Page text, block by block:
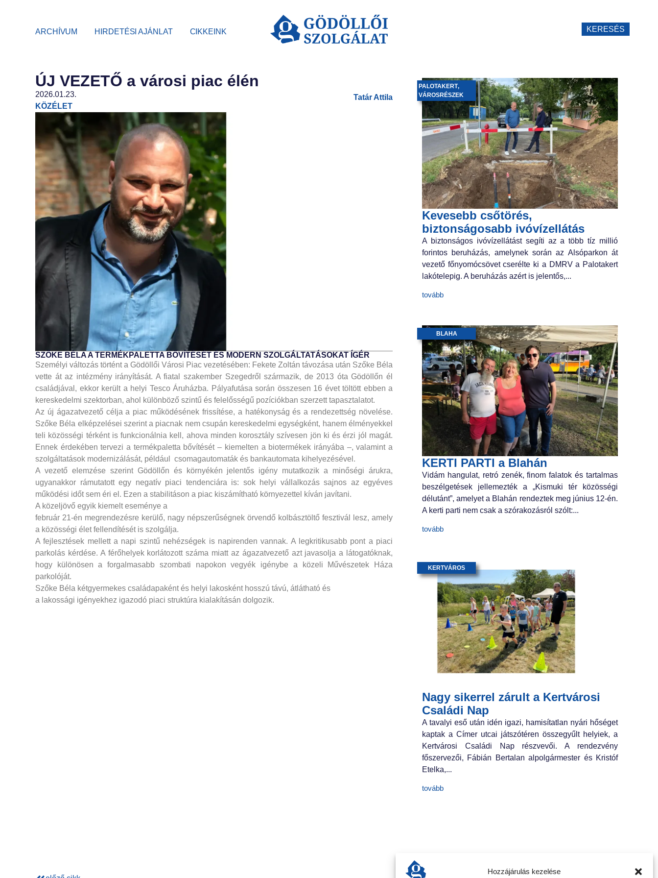
Hozzájárulás kezelése
ARCHÍVUM HIRDETÉSI AJÁNLAT CIKKEINK KERESÉS
ÚJ VEZETŐ a városi piac élén
2026.01.23.
KÖZÉLET
Tatár Attila
SZŐKE BÉLA A TERMÉKPALETTA BŐVÍTÉSÉT ÉS MODERN SZOLGÁLTATÁSOKAT ÍGÉR
Személyi változás történt a Gödöllői Városi Piac vezetésében: Fekete Zoltán távozása után Szőke Béla
vette át az intézmény irányítását. A fiatal szakember Szegedről származik, de 2013 óta Gödöllőn él
családjával, ekkor került a helyi Tesco Áruházba. Pályafutása során összesen 16 évet töltött ebben a
kereskedelmi szektorban, ahol különböző szintű és felelősségű pozíciókban szerzett tapasztalatot.
Az új ágazatvezető célja a piac működésének frissítése, a hatékonyság és a rendezettség növelése.
Szőke Béla elképzelései szerint a piacnak nem csupán kereskedelmi egységként, hanem élményekkel
teli közösségi térként is funkcionálnia kell, ahova minden korosztály szívesen jön ki és érzi jól magát.
Ennek érdekében tervezi a termékpaletta bővítését – kiemelten a biotermékek irányába –, valamint a
szolgáltatások modernizálását, például csomagautomaták és bankautomata kihelyezésével.
A vezető elemzése szerint Gödöllőn és környékén jelentős igény mutatkozik a minőségi árukra,
ugyanakkor rámutatott egy negatív piaci tendenciára is: sok helyi vállalkozás sajnos az egyéves
működési időt sem éri el. Ezen a stabilitáson a piac kiszámítható környezettel kíván javítani.
A közeljövő egyik kiemelt eseménye a
február 21-én megrendezésre kerülő, nagy népszerűségnek örvendő kolbásztöltő fesztivál lesz, amely
a közösségi élet fellendítését is szolgálja.
A fejlesztések mellett a napi szintű nehézségek is napirenden vannak. A legkritikusabb pont a piaci
parkolás kérdése. A férőhelyek korlátozott száma miatt az ágazatvezető azt javasolja a látogatóknak,
hogy különösen a forgalmasabb szombati napokon vegyék igénybe a közeli Művészetek Háza
parkolóját.
Szőke Béla kétgyermekes családapaként és helyi lakosként hosszú távú, átlátható és
a lakossági igényekhez igazodó piaci struktúra kialakításán dolgozik.
Kevesebb csőtörés,
biztonságosabb ivóvízellátás
PALOTAKERT,
VÁROSRÉSZEK
A biztonságos ivóvízellátást segíti az a több tíz millió
forintos beruházás, amelynek során az Alsóparkon át
vezető főnyomócsövet cserélte ki a DMRV a Palotakert
lakótelepig. A beruházás azért is jelentős,...
tovább
KERTI PARTI a Blahán
BLAHA
Vidám hangulat, retró zenék, finom falatok és tartalmas
beszélgetések jellemezték a „Kismuki tér közösségi
délutánt”, amelyet a Blahán rendeztek meg június 12-én.
A kerti parti nem csak a szórakozásról szólt:...
tovább
Nagy sikerrel zárult a Kertvárosi
Családi Nap
KERTVÁROS
A tavalyi eső után idén igazi, hamisítatlan nyári hőséget
kaptak a Címer utcai játszótéren összegyűlt helyiek, a
Kertvárosi Családi Nap részvevői. A rendezvény
főszervezői, Fábián Bertalan alpolgármester és Kristóf
Etelka,...
tovább